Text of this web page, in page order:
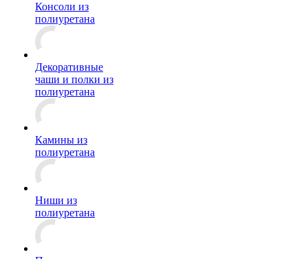
Консоли из
полиуретана
Декоративные
чаши и полки из
полиуретана
Камины из
полиуретана
Ниши из
полиуретана